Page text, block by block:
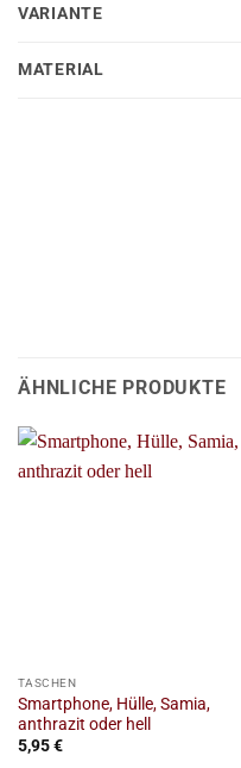
VARIANTE
MATERIAL
ÄHNLICHE PRODUKTE
TASCHEN
Smartphone, Hülle, Samia,
anthrazit oder hell
5,95€